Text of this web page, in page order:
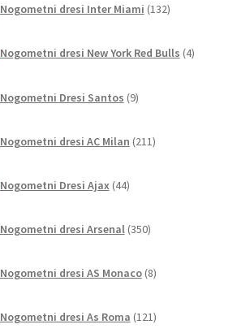
Nogometni dresi Inter Miami 132izdelkov
Nogometni dresi New York Red Bulls 4izdelki
Nogometni Dresi Santos 9izdelkov
Nogometni dresi AC Milan 211izdelkov
Nogometni Dresi Ajax 44izdelkov
Nogometni dresi Arsenal 350izdelkov
Nogometni dresi AS Monaco 8izdelkov
Nogometni dresi As Roma 121izdelkov